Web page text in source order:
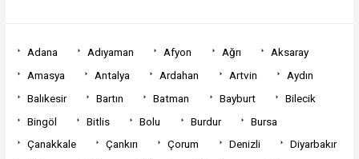
Adana Adıyaman Afyon Ağrı
Aksaray
Amasya
Antalya Ardahan Artvin
Aydın
Balıkesir
Bartın Batman Bayburt
Bilecik
Bingöl
Bitlis Bolu Burdur
Bursa
Çanakkale
Çankırı Çorum Denizli
Diyarbakır